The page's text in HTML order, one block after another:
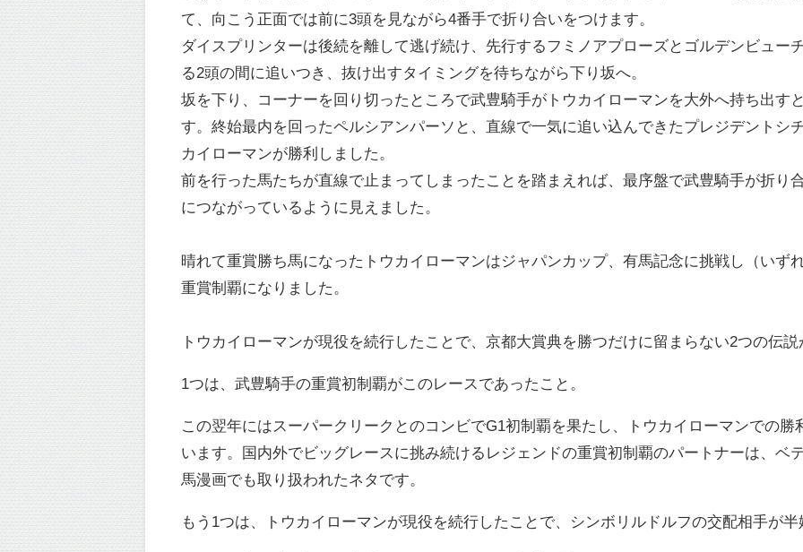
て、向こう正面では前に3頭を見ながら4番手で折り合いをつけます。
ダイスプリンターは後続を離して逃げ続け、先行するフミノアプローズとゴルデンビュー
る2頭の間に追いつき、抜け出すタイミングを待ちながら下り坂へ。
坂を下り、コーナーを回り切ったところで武豊騎手がトウカイローマンを大外へ持ち出す
す。終始最内を回ったペルシアンパーソと、直線で一気に追い込んできたプレジデントシ
カイローマンが勝利しました。
前を行った馬たちが直線で止まってしまったことを踏まえれば、最序盤で武豊騎手が折り
につながっているように見えました。
晴れて重賞勝ち馬になったトウカイローマンはジャパンカップ、有馬記念に挑戦し（いず
重賞制覇になりました。
トウカイローマンが現役を続行したことで、京都大賞典を勝つだけに留まらない2つの伝
1つは、武豊騎手の重賞初制覇がこのレースであったこと。
この翌年にはスーパークリークとのコンビでG1初制覇を果たし、トウカイローマンでの
います。国内外でビッグレースに挑み続けるレジェンドの重賞初制覇のパートナーは、ベ
馬漫画でも取り扱われたネタです。
もう1つは、トウカイローマンが現役を続行したことで、シンボリルドルフの交配相手が